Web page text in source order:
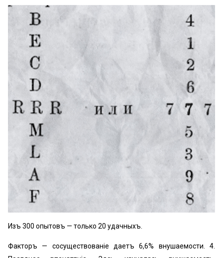
Изъ 300 опытовъ — только 20 удачныхъ.
Факторъ — сосуществованіе даетъ 6,6% внушаемости. 4.